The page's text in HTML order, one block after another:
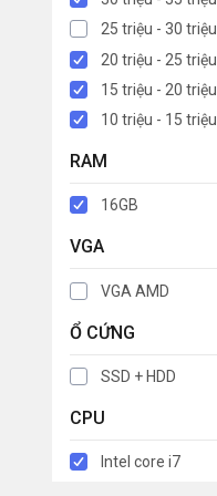
25 triệu - 30 triệu
20 triệu - 25 triệu
15 triệu - 20 triệu
10 triệu - 15 triệu
RAM
16GB
VGA
VGA AMD
Ổ CỨNG
SSD + HDD
CPU
Intel core i7